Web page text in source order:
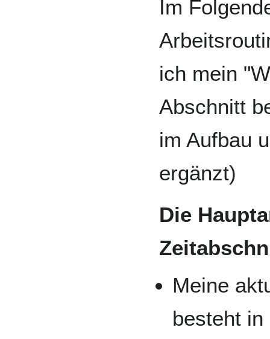
Im
ich mein
Abschnitt
im Aufbau
ergänzt)
Die
Meine
besteht